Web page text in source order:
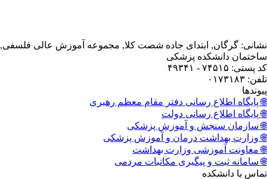
گرگان, ابتدای جاده شصت کلا, مجموعه آموزش عالی فلسفی,
دانشکده پزشکی
۷۴۵۱۵ - ۴۹۳۴۱
۰۱۷۳۱۸۳
پایگاه اطلاع رسانی دفتر مقام معظم رهبری
پایگاه اطلاع رسانی دولت
سازمان سنجش و آموزش پزشکی
وزارت بهداشت درمان و آموزش پزشکی
معاونت آموزشی وزارت بهداشت
سامانه ثبت و پیگیری مکاتبات مردمی
با دانشکده